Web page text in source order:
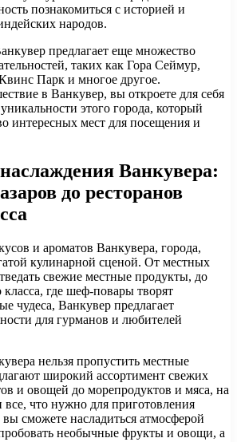
познакомиться с историей и
народов.
предлагает еще множество
таких как Гора Сеймур,
Парк и многое другое.
в Ванкувер, вы откроете для себя
этого города, который
интересных мест для посещения и
Ванкувера:
до ресторанов
и ароматов Ванкувера, города,
кулинарной сценой. От местных
свежие местные продукты, до
класса, где шеф-повары творят
чудеса, Ванкувер предлагает
для гурманов и любителей
нельзя пропустить местные
широкий ассортимент свежих
и овощей до морепродуктов и мяса, на
что нужно для приготовления
сможете насладиться атмосферой
необычные фрукты и овощи, а